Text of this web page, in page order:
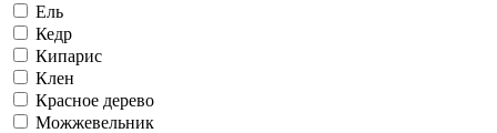
Ель
Кедр
Кипарис
Клен
Красное дерево
Можжевельник